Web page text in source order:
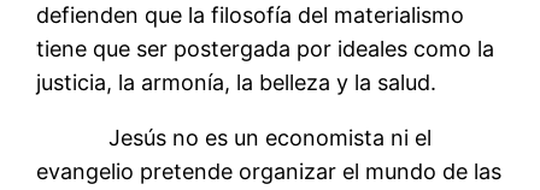
defienden que la filosofía del materialismo
tiene que ser postergada por ideales como la
justicia, la armonía, la belleza y la salud.
Jesús no es un economista ni el
evangelio pretende organizar el mundo de las